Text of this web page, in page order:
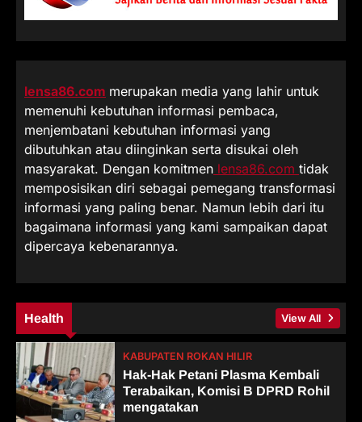
lensa86.com merupakan media yang lahir untuk
memenuhi kebutuhan informasi pembaca,
menjembatani kebutuhan informasi yang
dibutuhkan atau diinginkan serta disukai oleh
masyarakat. Dengan komitmen lensa86.com tidak
memposisikan diri sebagai pemegang transformasi
informasi yang paling benar. Namun lebih dari itu
bagaimana informasi yang kami sampaikan dapat
dipercaya kebenarannya.
Health View All
KABUPATEN ROKAN HILIR
Hak-Hak Petani Plasma Kembali
Terabaikan, Komisi B DPRD Rohil
mengatakan